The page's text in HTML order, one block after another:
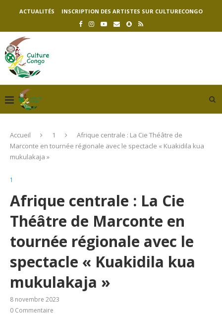
ACTUALITÉS INSCRIPTION DES ARTISTES SUR CULTURECONGO
Accueil 1
Afrique centrale : La Cie Théâtre de
Marconte en tournée régionale avec le spectacle « Kuakidila kua
mukulakaja »
1
Afrique centrale : La Cie
Théâtre de Marconte en
tournée régionale avec le
spectacle « Kuakidila kua
mukulakaja »
8 novembre 2023
0 Commentaire